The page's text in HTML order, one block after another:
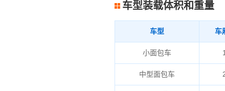
车型装载体积和重量
车型 车
小面包车
中型面包车